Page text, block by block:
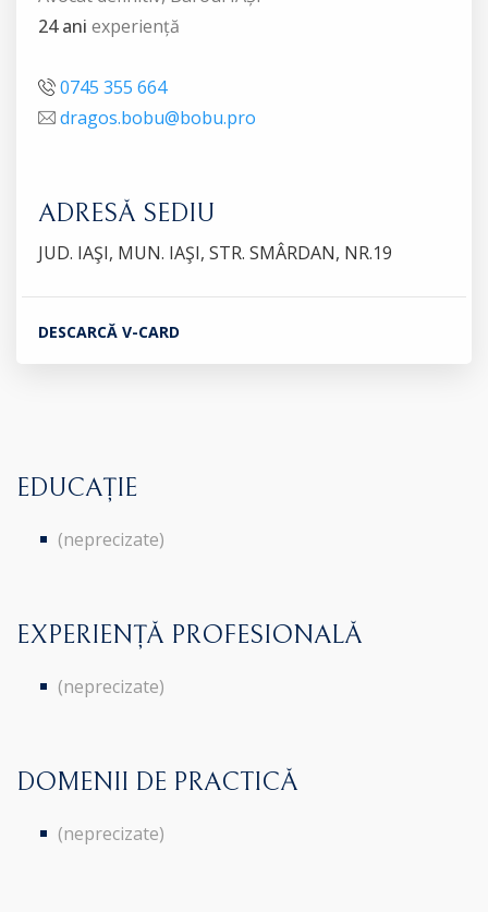
24 ani experiență
0745 355 664
dragos.bobu@bobu.pro
ADRESĂ SEDIU
JUD. IAŞI, MUN. IAŞI, STR. SMÂRDAN, NR.19
DESCARCĂ V-CARD
EDUCAȚIE
(neprecizate)
EXPERIENȚĂ PROFESIONALĂ
(neprecizate)
DOMENII DE PRACTICĂ
(neprecizate)